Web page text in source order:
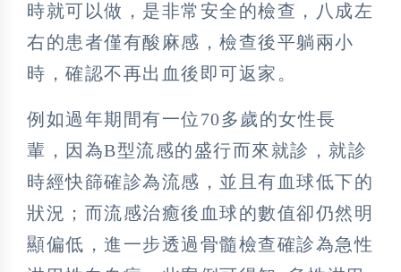
時就可以做，是非常安全的檢查，八成左
右的患者僅有酸麻感，檢查後平躺兩小
時，確認不再出血後即可返家。
例如過年期間有一位70多歲的女性長
輩，因為B型流感的盛行而來就診，就診
時經快篩確診為流感，並且有血球低下的
狀況；而流感治癒後血球的數值卻仍然明
顯偏低，進一步透過骨髓檢查確診為急性